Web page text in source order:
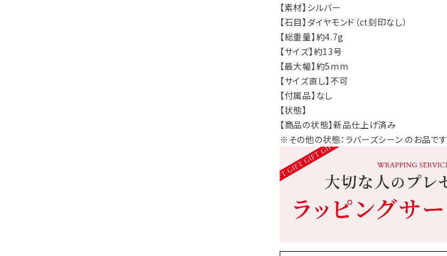
【素材】シルバー
【石目】ダイヤモンド（ct刻印なし）
【総重量】約4.7g
【サイズ】約13号
【最大幅】約5mm
【サイズ直し】不可
【付属品】なし
【状態】
【商品の状態】新品仕上げ済み
※その他の状態：ラバーズシーン のお品です